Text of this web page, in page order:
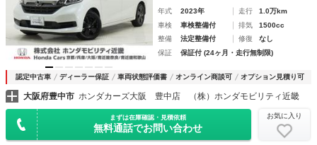
年式 2023年 走行
1.0万km
車検
車検整備付 排気
1500cc
整備
法定整備付 修復
なし
保証
保証付 (24ヶ月・走行無制限)
認定中古車 ディーラー保証 車両状態評価書 オンライン商談可 オプション見積り可
大阪府豊中市 ホンダカーズ大阪 豊中店 （株）ホンダモビリティ近畿
まずは在庫確認・見積依頼
無料通話でお問い合わせ
お気に入り